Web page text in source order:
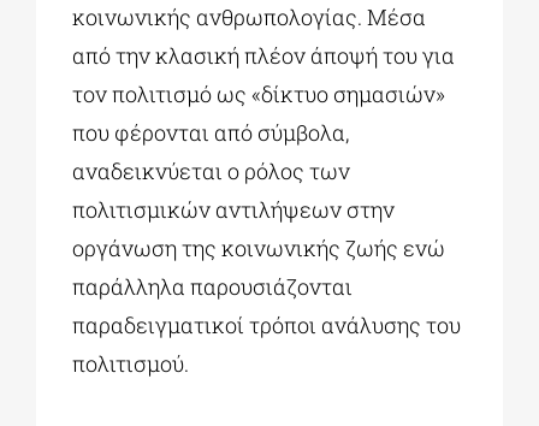
κοινωνικής ανθρωπολογίας. Μέσα
από την κλασική πλέον άποψή του για
τον πολιτισμό ως «δίκτυο σημασιών»
που φέρονται από σύμβολα,
αναδεικνύεται ο ρόλος των
πολιτισμικών αντιλήψεων στην
οργάνωση της κοινωνικής ζωής ενώ
παράλληλα παρουσιάζονται
παραδειγματικοί τρόποι ανάλυσης του
πολιτισμού.